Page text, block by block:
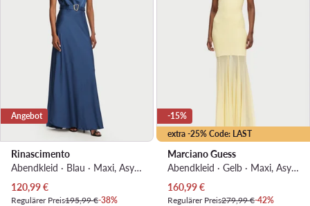
Angebot
Rinascimento
Abendkleid · Blau · Maxi, Asymmetrisch
Aktueller Preis
120,99€
Regulärer Preis195,99 €-38%
extra -25% Code: LAST
-15%
Marciano Guess
Abendkleid · Gelb · Maxi, Asymmetrisch
Aktueller Preis
160,99€
Regulärer Preis279,99 €-42%